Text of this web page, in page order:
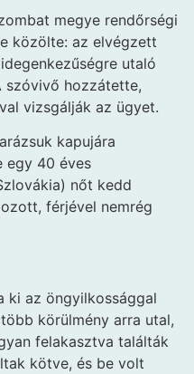
megye rendőrségi
közölte: az elvégzett
utaló
szóvivő hozzátette,
vizsgálják az ügyet.
kapujára
egy 40 éves
nőt kedd
férjével nemrég
ki az öngyilkossággal
körülmény arra utal,
felakasztva találták
kötve, és be volt